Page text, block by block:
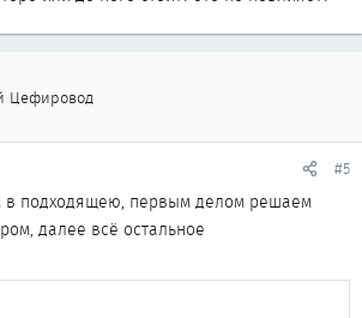
Цефировод
#5
в подходящею, первым делом решаем
далее всё остальное